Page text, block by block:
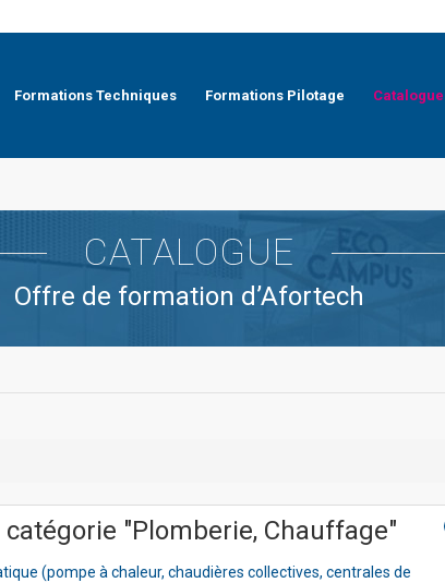
Formations Techniques Formations Pilotage Catalogue
CATALOGUE
Offre de formation d’Afortech
"Plomberie, Chauffage"
(pompe à chaleur, chaudières collectives, centrales de